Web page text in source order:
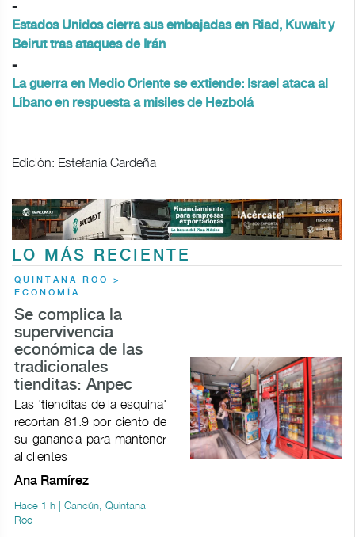
-
Estados Unidos cierra sus embajadas en Riad, Kuwait y
Beirut tras ataques de Irán
-
La guerra en Medio Oriente se extiende: Israel ataca al
Líbano en respuesta a misiles de Hezbolá
Edición: Estefanía Cardeña
LO MÁS RECIENTE
QUINTANA ROO >
ECONOMÍA
Se complica la
supervivencia
económica de las
tradicionales
tienditas: Anpec
Las 'tienditas de la esquina'
recortan 81.9 por ciento de
su ganancia para mantener
al clientes
Ana Ramírez
Hace 1 h | Cancún, Quintana
Roo